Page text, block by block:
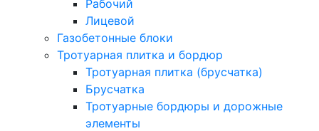
Рабочий
Лицевой
Газобетонные блоки
Тротуарная плитка и бордюр
Тротуарная плитка (брусчатка)
Брусчатка
Тротуарные бордюры и дорожные
элементы